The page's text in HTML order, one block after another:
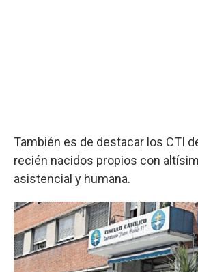
También es de destacar los CTI
recién nacidos propios con
asistencial y humana.